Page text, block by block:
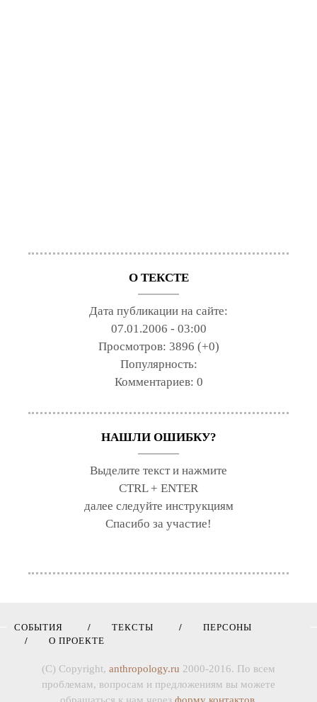
О ТЕКСТЕ
Дата публикации на сайте:
07.01.2006 - 03:00
Просмотров: 3896 (+0)
Популярность:
Комментариев: 0
НАШЛИ ОШИБКУ?
Выделите текст и нажмите
CTRL + ENTER
далее следуйте инструкциям
Спасибо за участие!
СОБЫТИЯ ТЕКСТЫ
ПЕРСОНЫ
О ПРОЕКТЕ
(C) Copyright, anthropology.ru 2000-2016. По всем
проблемам, вопросам и предложениям вы можете